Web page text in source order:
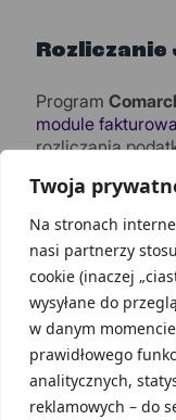
Twoja
Na stronach
nasi partnerzy
cookie (inaczej
wysyłane do
w danym
prawidłowego
analitycznych,
reklamowych – do
Rozliczanie
Program
module
rozliczania
użytkownicy
będą zawsze
podatkowymi i
Comarch
Jednolitego Pliku
sprawdzanie i
prawidłowego
spoczywa na